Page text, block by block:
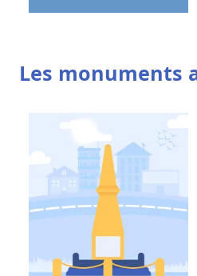
Les monuments